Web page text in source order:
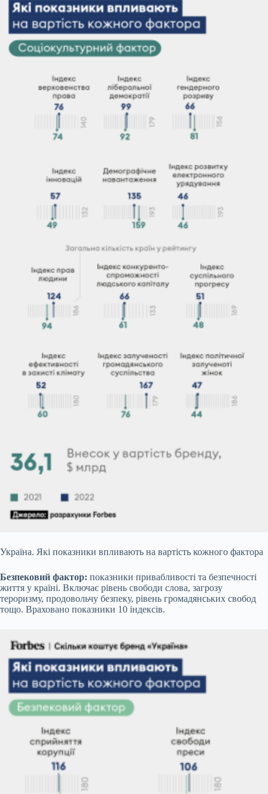
Україна. Які показники впливають на вартість кожного фактора
Безпековий фактор: показники привабливості та безпечності
життя у країні. Включає рівень свободи слова, загрозу
тероризму, продовольчу безпеку, рівень громадянських свобод
тощо. Враховано показники 10 індексів.